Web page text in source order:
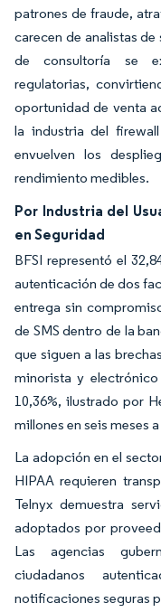
patrones de fraude,
carecen de analistas
de consultoría se
regulatorias,
oportunidad de venta
la industria del
envuelven los
rendimiento medibles.
Por Industria del
en Seguridad
BFSI representó el
autenticación de dos
entrega sin
de SMS dentro de la
que siguen a las
minorista y
10,36%, ilustrado por
millones en seis meses
La adopción en el
HIPAA requieren
Telnyx demuestra
adoptados por
Las agencias
ciudadanos
notificaciones seguras